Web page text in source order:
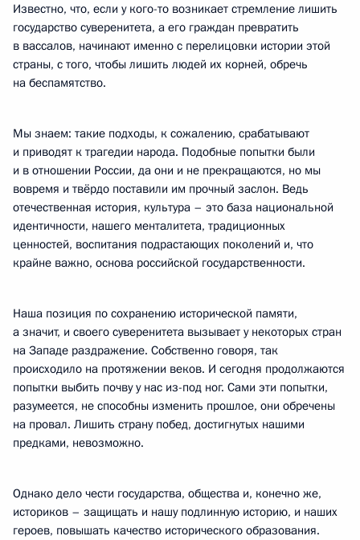
Известно, что, если у кого-то возникает стремление лишить
государство суверенитета, а его граждан превратить
в вассалов, начинают именно с перелицовки истории этой
страны, с того, чтобы лишить людей их корней, обречь
на беспамятство.
Мы знаем: такие подходы, к сожалению, срабатывают
и приводят к трагедии народа. Подобные попытки были
и в отношении России, да они и не прекращаются, но мы
вовремя и твёрдо поставили им прочный заслон. Ведь
отечественная история, культура – это база национальной
идентичности, нашего менталитета, традиционных
ценностей, воспитания подрастающих поколений и, что
крайне важно, основа российской государственности.
Наша позиция по сохранению исторической памяти,
а значит, и своего суверенитета вызывает у некоторых стран
на Западе раздражение. Собственно говоря, так
происходило на протяжении веков. И сегодня продолжаются
попытки выбить почву у нас из-под ног. Сами эти попытки,
разумеется, не способны изменить прошлое, они обречены
на провал. Лишить страну побед, достигнутых нашими
предками, невозможно.
Однако дело чести государства, общества и, конечно же,
историков – защищать и нашу подлинную историю, и наших
героев, повышать качество исторического образования.